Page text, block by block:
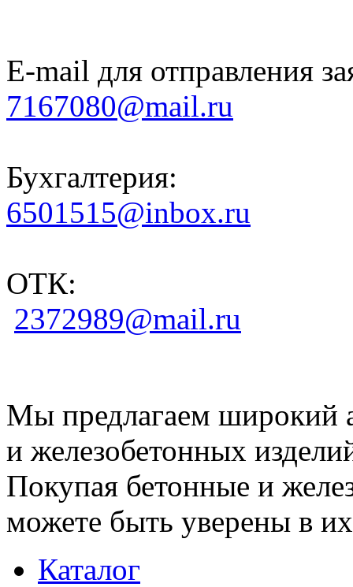
E-mail для отправления
7167080@mail.ru
Бухгалтерия:
6501515@inbox.ru
ОТК:
2372989@mail.ru
Мы предлагаем широкий
и железобетонных
Покупая бетонные и
можете быть уверены в их
Каталог